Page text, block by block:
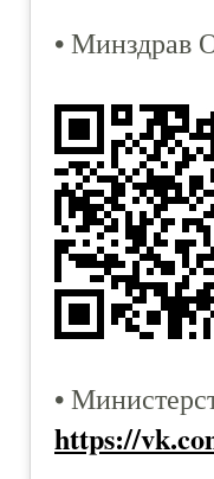
• Минздрав
•
https://